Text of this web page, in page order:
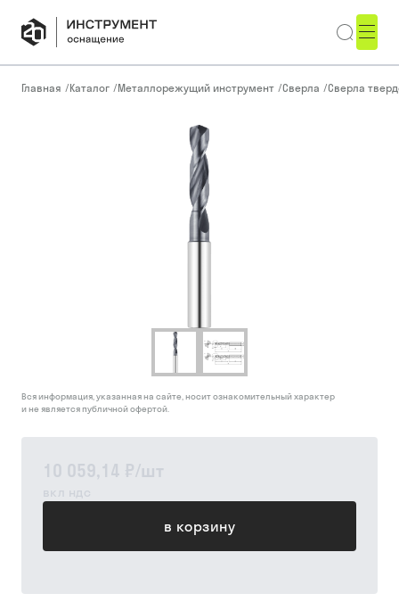
Главная /Каталог /Металлорежущий инструмент /Сверла /Сверла
10 059,14 ₽/шт
вкл ндс
в корзину
Вся информация, указанная на сайте, носит ознакомительный характер
и не является публичной офертой.